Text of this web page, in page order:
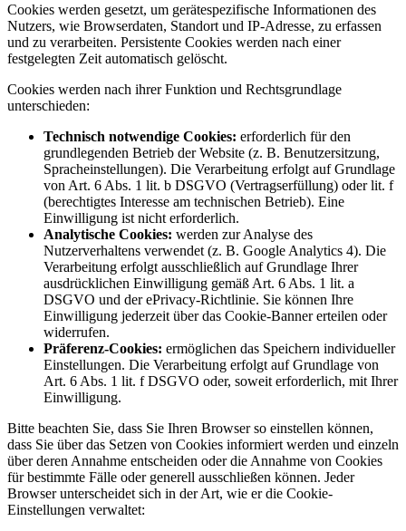
Cookies werden gesetzt, um gerätespezifische Informationen des
Nutzers, wie Browserdaten, Standort und IP-Adresse, zu erfassen
und zu verarbeiten. Persistente Cookies werden nach einer
festgelegten Zeit automatisch gelöscht.
Cookies werden nach ihrer Funktion und Rechtsgrundlage
unterschieden:
Technisch notwendige Cookies: erforderlich für den
grundlegenden Betrieb der Website (z. B. Benutzersitzung,
Spracheinstellungen). Die Verarbeitung erfolgt auf Grundlage
von Art. 6 Abs. 1 lit. b DSGVO (Vertragserfüllung) oder lit. f
(berechtigtes Interesse am technischen Betrieb). Eine
Einwilligung ist nicht erforderlich.
Analytische Cookies: werden zur Analyse des
Nutzerverhaltens verwendet (z. B. Google Analytics 4). Die
Verarbeitung erfolgt ausschließlich auf Grundlage Ihrer
ausdrücklichen Einwilligung gemäß Art. 6 Abs. 1 lit. a
DSGVO und der ePrivacy-Richtlinie. Sie können Ihre
Einwilligung jederzeit über das Cookie-Banner erteilen oder
widerrufen.
Präferenz-Cookies: ermöglichen das Speichern individueller
Einstellungen. Die Verarbeitung erfolgt auf Grundlage von
Art. 6 Abs. 1 lit. f DSGVO oder, soweit erforderlich, mit Ihrer
Einwilligung.
Bitte beachten Sie, dass Sie Ihren Browser so einstellen können,
dass Sie über das Setzen von Cookies informiert werden und einzeln
über deren Annahme entscheiden oder die Annahme von Cookies
für bestimmte Fälle oder generell ausschließen können. Jeder
Browser unterscheidet sich in der Art, wie er die Cookie-
Einstellungen verwaltet: